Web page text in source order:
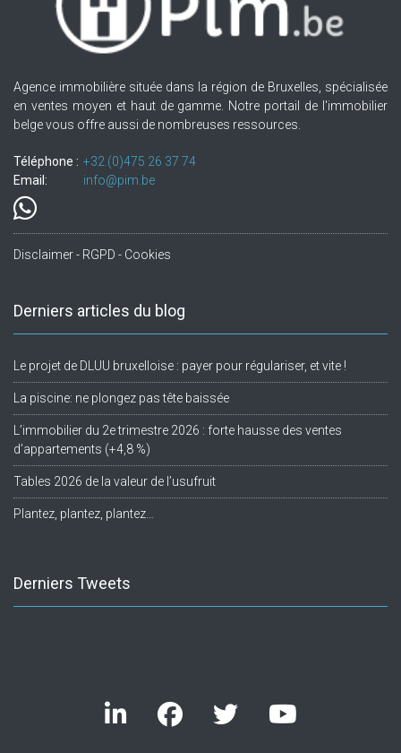
Agence immobilière située dans la région de Bruxelles, spécialisée
en ventes moyen et haut de gamme. Notre portail de l'immobilier
belge vous offre aussi de nombreuses ressources.
Téléphone : +32.(0)475 26 37 74
Email:
info@pim.be
Disclaimer - RGPD - Cookies
Derniers articles du blog
Le projet de DLUU bruxelloise : payer pour régulariser, et vite !
La piscine: ne plongez pas tête baissée
L’immobilier du 2e trimestre 2026 : forte hausse des ventes
d’appartements (+4,8 %)
Tables 2026 de la valeur de l’usufruit
Plantez, plantez, plantez…
Derniers Tweets